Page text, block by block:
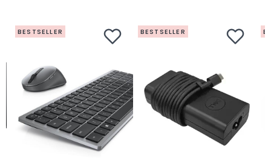
BESTSELLER BESTSELLER